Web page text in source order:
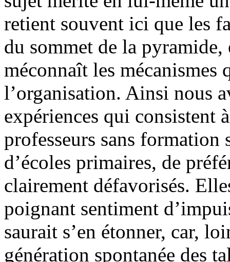
retient souvent ici que les
du sommet de la
méconnaît les mécanismes
l’organisation. Ainsi nous
expériences qui consistent
professeurs sans formation
d’écoles primaires, de
clairement défavorisés.
poignant sentiment
saurait s’en étonner, car,
génération spontanée des